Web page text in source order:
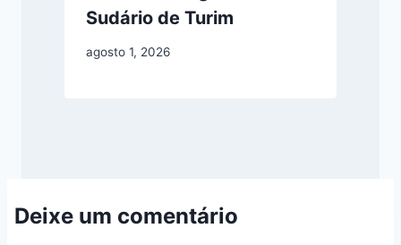
Sudário de Turim
agosto 1, 2026
Deixe um comentário